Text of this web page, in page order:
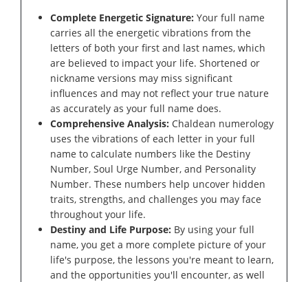
Complete Energetic Signature: Your full name
carries all the energetic vibrations from the
letters of both your first and last names, which
are believed to impact your life. Shortened or
nickname versions may miss significant
influences and may not reflect your true nature
as accurately as your full name does.
Comprehensive Analysis: Chaldean numerology
uses the vibrations of each letter in your full
name to calculate numbers like the Destiny
Number, Soul Urge Number, and Personality
Number. These numbers help uncover hidden
traits, strengths, and challenges you may face
throughout your life.
Destiny and Life Purpose: By using your full
name, you get a more complete picture of your
life's purpose, the lessons you're meant to learn,
and the opportunities you'll encounter, as well